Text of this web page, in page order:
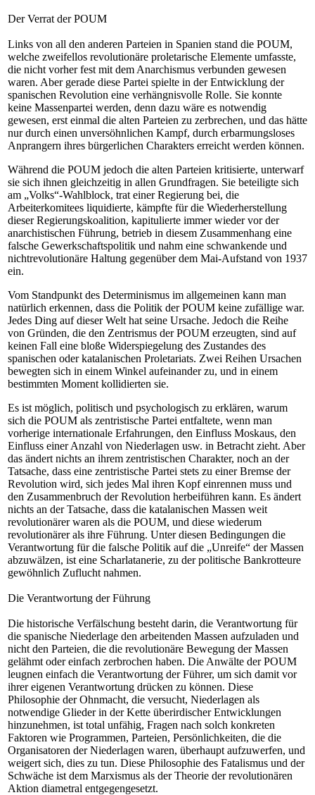
Der Verrat der POUM
Links von all den anderen Parteien in Spanien stand die POUM,
welche zweifellos revolutionäre proletarische Elemente umfasste,
die nicht vorher fest mit dem Anarchismus verbunden gewesen
waren. Aber gerade diese Partei spielte in der Entwicklung der
spanischen Revolution eine verhängnisvolle Rolle. Sie konnte
keine Massenpartei werden, denn dazu wäre es notwendig
gewesen, erst einmal die alten Parteien zu zerbrechen, und das hätte
nur durch einen unversöhnlichen Kampf, durch erbarmungsloses
Anprangern ihres bürgerlichen Charakters erreicht werden können.
Während die POUM jedoch die alten Parteien kritisierte, unterwarf
sie sich ihnen gleichzeitig in allen Grundfragen. Sie beteiligte sich
am „Volks“-Wahlblock, trat einer Regierung bei, die
Arbeiterkomitees liquidierte, kämpfte für die Wiederherstellung
dieser Regierungskoalition, kapitulierte immer wieder vor der
anarchistischen Führung, betrieb in diesem Zusammenhang eine
falsche Gewerkschaftspolitik und nahm eine schwankende und
nichtrevolutionäre Haltung gegenüber dem Mai-Aufstand von 1937
ein.
Vom Standpunkt des Determinismus im allgemeinen kann man
natürlich erkennen, dass die Politik der POUM keine zufällige war.
Jedes Ding auf dieser Welt hat seine Ursache. Jedoch die Reihe
von Gründen, die den Zentrismus der POUM erzeugten, sind auf
keinen Fall eine bloße Widerspiegelung des Zustandes des
spanischen oder katalanischen Proletariats. Zwei Reihen Ursachen
bewegten sich in einem Winkel aufeinander zu, und in einem
bestimmten Moment kollidierten sie.
Es ist möglich, politisch und psychologisch zu erklären, warum
sich die POUM als zentristische Partei entfaltete, wenn man
vorherige internationale Erfahrungen, den Einfluss Moskaus, den
Einfluss einer Anzahl von Niederlagen usw. in Betracht zieht. Aber
das ändert nichts an ihrem zentristischen Charakter, noch an der
Tatsache, dass eine zentristische Partei stets zu einer Bremse der
Revolution wird, sich jedes Mal ihren Kopf einrennen muss und
den Zusammenbruch der Revolution herbeiführen kann. Es ändert
nichts an der Tatsache, dass die katalanischen Massen weit
revolutionärer waren als die POUM, und diese wiederum
revolutionärer als ihre Führung. Unter diesen Bedingungen die
Verantwortung für die falsche Politik auf die „Unreife“ der Massen
abzuwälzen, ist eine Scharlatanerie, zu der politische Bankrotteure
gewöhnlich Zuflucht nahmen.
Die Verantwortung der Führung
Die historische Verfälschung besteht darin, die Verantwortung für
die spanische Niederlage den arbeitenden Massen aufzuladen und
nicht den Parteien, die die revolutionäre Bewegung der Massen
gelähmt oder einfach zerbrochen haben. Die Anwälte der POUM
leugnen einfach die Verantwortung der Führer, um sich damit vor
ihrer eigenen Verantwortung drücken zu können. Diese
Philosophie der Ohnmacht, die versucht, Niederlagen als
notwendige Glieder in der Kette überirdischer Entwicklungen
hinzunehmen, ist total unfähig, Fragen nach solch konkreten
Faktoren wie Programmen, Parteien, Persönlichkeiten, die die
Organisatoren der Niederlagen waren, überhaupt aufzuwerfen, und
weigert sich, dies zu tun. Diese Philosophie des Fatalismus und der
Schwäche ist dem Marxismus als der Theorie der revolutionären
Aktion diametral entgegengesetzt.